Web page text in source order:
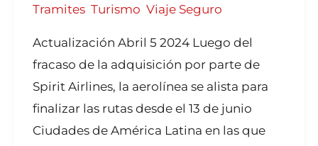
Tramites, Turismo Viaje Seguro
Actualización Abril 5 2024 Luego del
fracaso de la adquisición por parte de
Spirit Airlines, la aerolínea se alista para
finalizar las rutas desde el 13 de junio
Ciudades de América Latina en las que